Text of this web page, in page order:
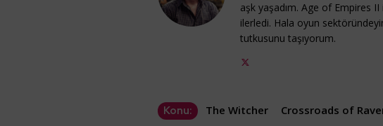
aşk yaşadım. Age of Empires
ilerledi. Hala oyun
tutkusunu taşıyorum.
Konu: The Witcher Crossroads of